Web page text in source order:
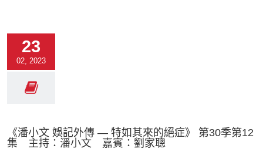
23
02, 2023
《潘小文 娛記外傳 — 特如其來的絕症》 第30季第12
集 主持：潘小文 嘉賓：劉家聰